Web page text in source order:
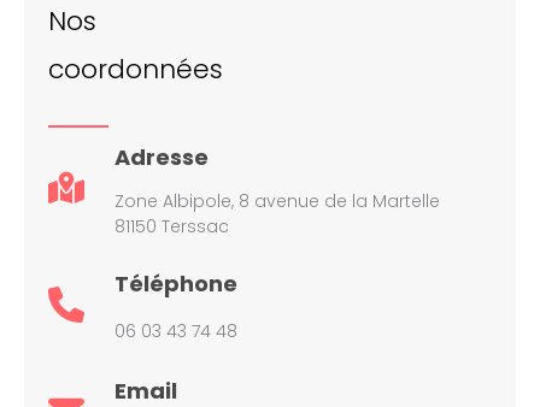
Nos
coordonnées
Adresse
Zone Albipole, 8 avenue de la Martelle
81150 Terssac
Téléphone
06 03 43 74 48
Email